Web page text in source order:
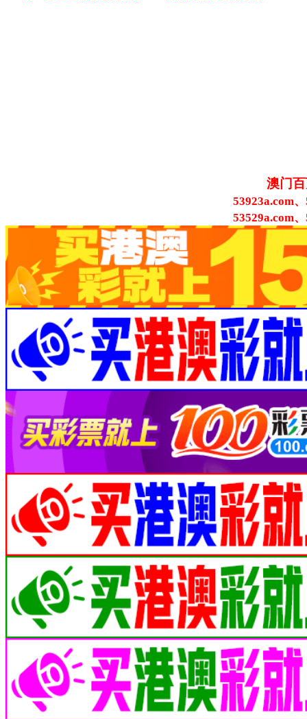
澳门
53923a.com
53529a.com